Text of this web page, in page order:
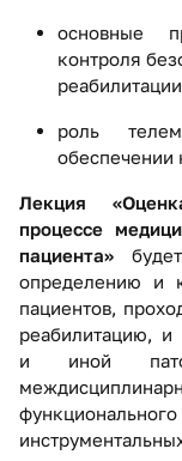
основные
контроля
роль
обеспечении
Лекция
процессе
пациента»
определению и
пациентов,
реабилитацию, и
и иной